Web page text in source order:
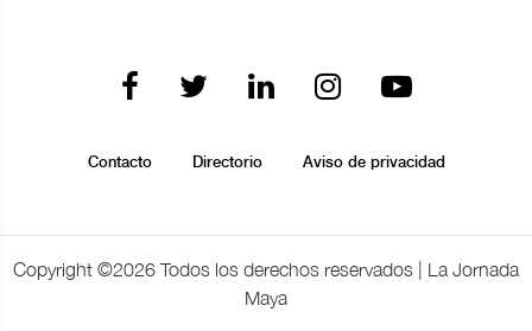
Contacto Directorio Aviso de privacidad
Copyright ©2026 Todos los derechos reservados | La Jornada
Maya